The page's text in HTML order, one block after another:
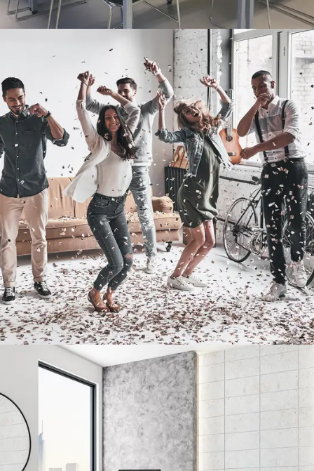
SV CallPods – Zone
d’appel téléphonique
Read more
SV Offices – Bureaux